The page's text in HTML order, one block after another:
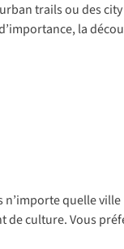
urban trailsou des
la
quelle
culture. Vous